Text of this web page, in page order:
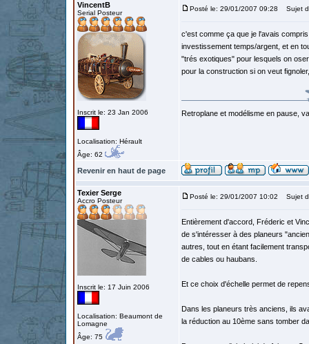
VincentB
Serial Posteur
Inscrit le: 23 Jan 2006
Localisation: Hérault
Âge: 62
Posté le: 29/01/2007 09:28 Sujet
c'est comme ça que je l'avais
investissement temps/argent, et en
"trés exotiques" pour lesquels on
pour la construction si on veut
Retroplane et modélisme en pause,
Revenir en haut de page
Texier Serge
Accro Posteur
Inscrit le: 17 Juin 2006
Localisation: Beaumont de
Lomagne
Âge: 75
Posté le: 29/01/2007 10:02 Sujet
Entièrement d'accord, Fréderic et
de s'intéresser à des planeurs
autres, tout en étant facilement
de cables ou haubans.
Et ce choix d'échelle permet de
Dans les planeurs très anciens, ils
la réduction au 10ème sans tomber